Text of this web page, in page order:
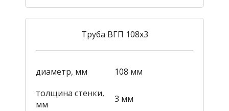
Труба ВГП 108х3
диаметр, мм
108 мм
толщина стенки,
мм
3 мм